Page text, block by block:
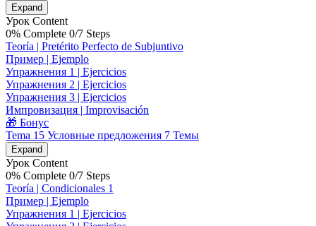
Expand
Урок Content
0% Complete 0/7 Steps
Teoría | Pretérito Perfecto de Subjuntivo
Пример | Ejemplo
Упражнения 1 | Ejercicios
Упражнения 2 | Ejercicios
Упражнения 3 | Ejercicios
Импровизация | Improvisación
🎁 Бонус
Tema 15 Условные предложения 7 Темы
Expand
Урок Content
0% Complete 0/7 Steps
Teoría | Condicionales 1
Пример | Ejemplo
Упражнения 1 | Ejercicios